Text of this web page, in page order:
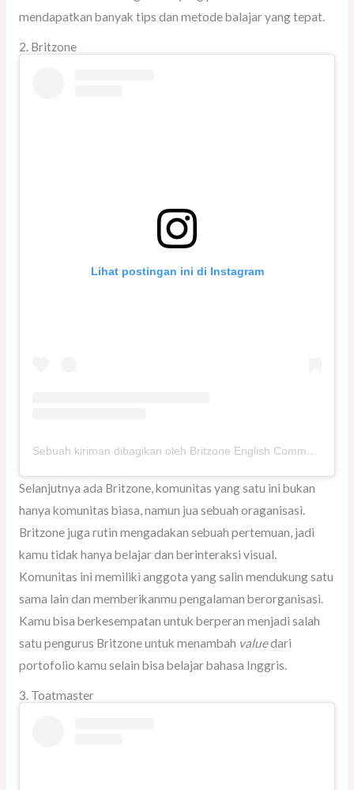
mendapatkan banyak tips dan metode balajar yang tepat.
2. Britzone
Lihat postingan ini di Instagram
Sebuah kiriman dibagikan oleh Britzone English Community (@britzoneid)
Selanjutnya ada Britzone, komunitas yang satu ini bukan
hanya komunitas biasa, namun jua sebuah oraganisasi.
Britzone juga rutin mengadakan sebuah pertemuan, jadi
kamu tidak hanya belajar dan berinteraksi visual.
Komunitas ini memiliki anggota yang salin mendukung satu
sama lain dan memberikanmu pengalaman berorganisasi.
Kamu bisa berkesempatan untuk berperan menjadi salah
satu pengurus Britzone untuk menambah valuedari
portofolio kamu selain bisa belajar bahasa Inggris.
3. Toatmaster